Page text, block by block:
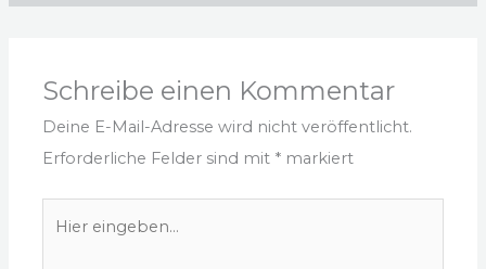
Schreibe einen Kommentar
Deine E-Mail-Adresse wird nicht veröffentlicht.
Erforderliche Felder sind mit * markiert